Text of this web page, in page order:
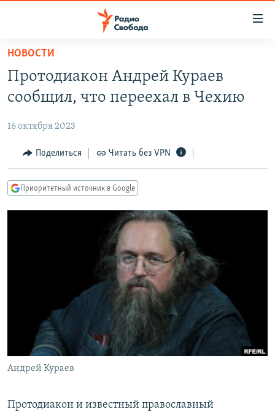
упрощенного
доступа
Вернуться
основному
Вернутся
главной
навигации
Вернутся
ПОДКАСТЫ
ЦИТАТЫ СВОБОДЫ
МНЕНИЯ
IDEL.РЕАЛИИ
РАСПИСАНИЕ ВЕЩАНИЯ
ПОДПИШИТЕСЬ НА РАССЫЛКУ
СОЦИАЛЬНЫЕ СЕТИ
НОВОСТИ
Протодиакон Андрей Кураев
сообщил, что переехал в Чехию
16 октября 2023
Поделиться Читать без VPN
Приоритетный источник в Google
Андрей Кураев
Протодиакон и известный православный